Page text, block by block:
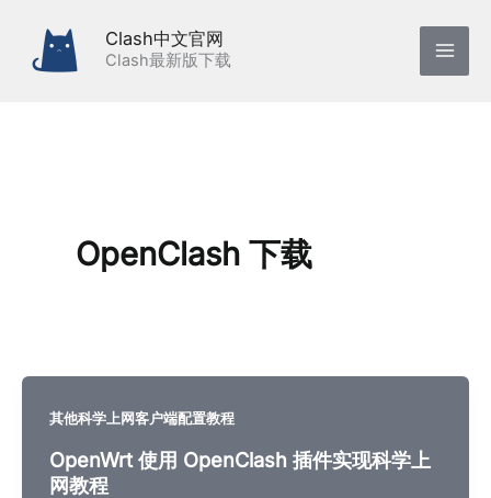
Clash中文官网
Clash最新版下载
OpenClash 下载
其他科学上网客户端配置教程
OpenWrt 使用 OpenClash 插件实现科学上
网教程